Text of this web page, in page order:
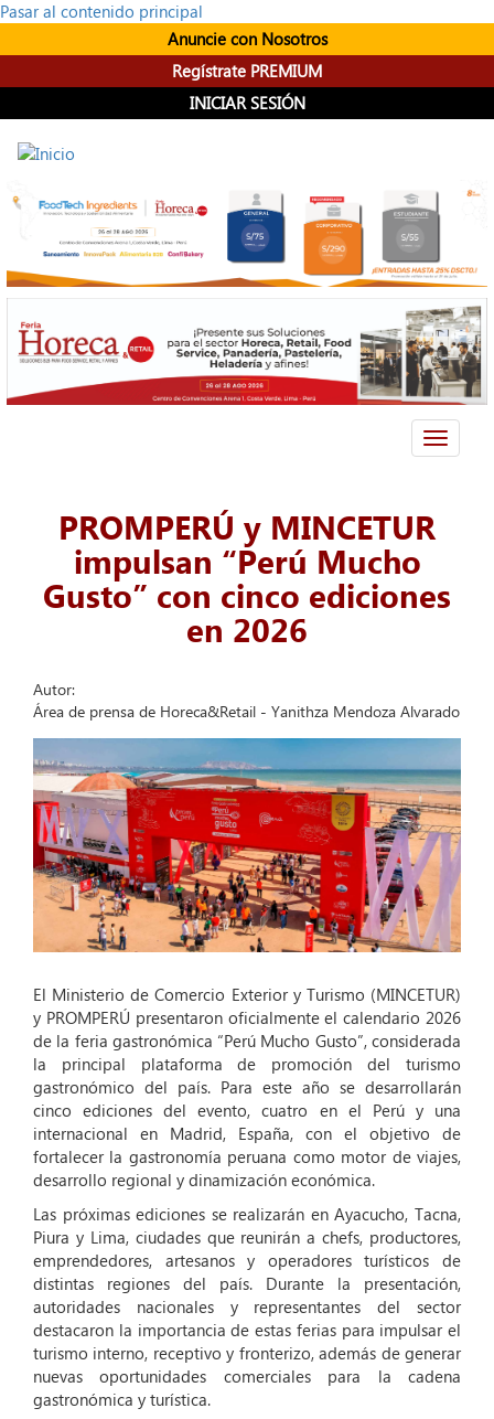
Pasar al contenido principal
Anuncie con Nosotros
Regístrate PREMIUM
INICIAR SESIÓN
Toggle
PROMPERÚ y MINCETUR
impulsan “Perú Mucho
Gusto” con cinco ediciones
en 2026
Autor:
Área de prensa de Horeca&Retail - Yanithza Mendoza Alvarado
El Ministerio de Comercio Exterior y Turismo (MINCETUR)
y PROMPERÚ presentaron oficialmente el calendario 2026
de la feria gastronómica “Perú Mucho Gusto”, considerada
la principal plataforma de promoción del turismo
gastronómico del país. Para este año se desarrollarán
cinco ediciones del evento, cuatro en el Perú y una
internacional en Madrid, España, con el objetivo de
fortalecer la gastronomía peruana como motor de viajes,
desarrollo regional y dinamización económica.
Las próximas ediciones se realizarán en Ayacucho, Tacna,
Piura y Lima, ciudades que reunirán a chefs, productores,
emprendedores, artesanos y operadores turísticos de
distintas regiones del país. Durante la presentación,
autoridades nacionales y representantes del sector
destacaron la importancia de estas ferias para impulsar el
turismo interno, receptivo y fronterizo, además de generar
nuevas oportunidades comerciales para la cadena
gastronómica y turística.